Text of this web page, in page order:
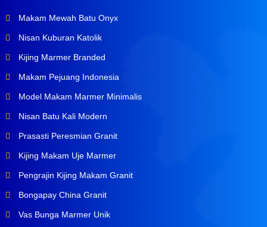
Makam Mewah Batu Onyx
Nisan Kuburan Katolik
Kijing Marmer Branded
Makam Pejuang Indonesia
Model Makam Marmer Minimalis
Nisan Batu Kali Modern
Prasasti Peresmian Granit
Kijing Makam Uje Marmer
Pengrajin Kijing Makam Granit
Bongapay China Granit
Vas Bunga Marmer Unik